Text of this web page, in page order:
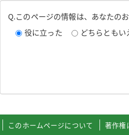
Q.このページの情報は、あなたの
役に立った
どちらともい
このホームページについて 著作権